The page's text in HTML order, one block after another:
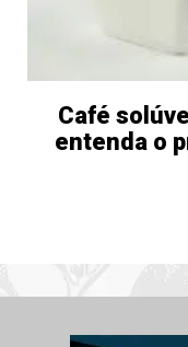
Café
entenda o